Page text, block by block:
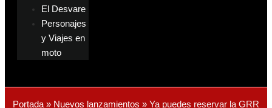
El Desvare
Personajes
y Viajes en
moto
Portada » Nuevos lanzamientos » Ya puedes reservar la GRR